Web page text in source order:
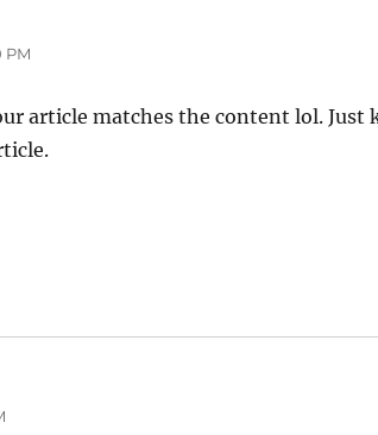
PM
article matches the content lol. Just